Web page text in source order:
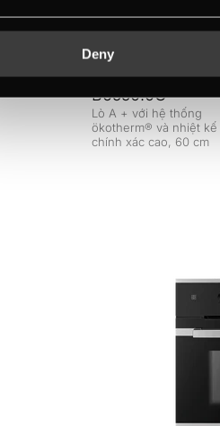
Deny
B6550.0G
Lò A + với hệ thống
ökotherm® và nhiệt kế
chính xác cao, 60 cm